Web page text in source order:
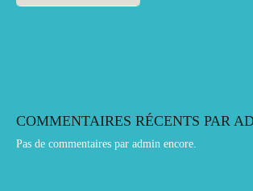
COMMENTAIRES RÉCENTS PAR
Pas de commentaires par admin encore.